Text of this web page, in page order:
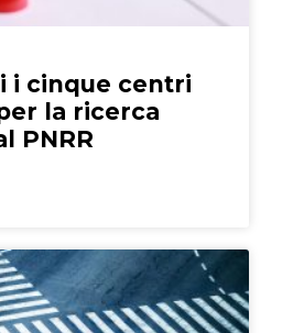
i cinque centri
la ricerca
PNRR